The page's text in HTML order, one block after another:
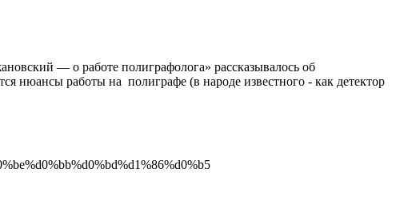
— о работе полиграфолога» рассказывалось об
нюансы работы на полиграфе (в народе известного - как детектор